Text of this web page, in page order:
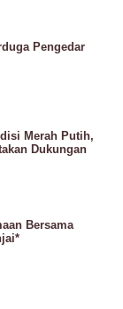
Pengedar
Merah Putih,
Dukungan
Bersama